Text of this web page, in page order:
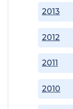
2010
2011
2012
2013